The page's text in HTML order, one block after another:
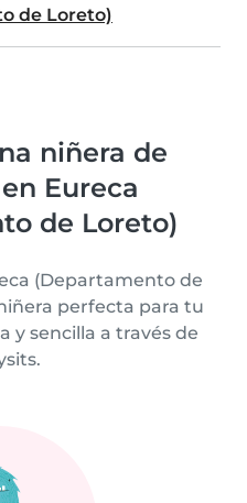
de Loreto)
niñera de
Eureca
de Loreto)
(Departamento de
perfecta para tu
y sencilla a través de